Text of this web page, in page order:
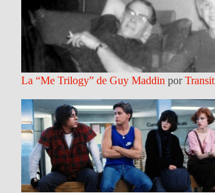
La “Me Trilogy” de Guy Maddin porTransit